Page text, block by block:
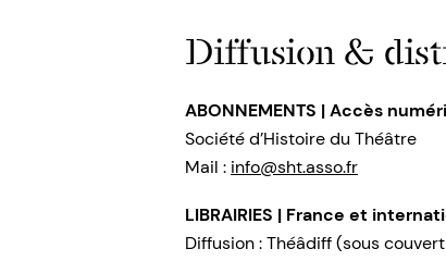
Diffusion &
ABONNEMENTS | Accès
Société d’Histoire du Théâtre
Mail : info@sht.asso.fr
LIBRAIRIES | France et
Diffusion : Théâdiff (sous